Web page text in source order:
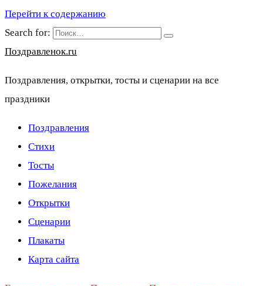
Перейти к содержанию
Search for:
Поздравленок.ru
Поздравления, открытки, тосты и сценарии на все
праздники
Поздравления
Стихи
Тосты
Пожелания
Открытки
Сценарии
Плакаты
Карта сайта